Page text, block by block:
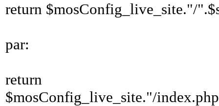
return $mosConfig_live_site."/
par:
return
$mosConfig_live_site."/